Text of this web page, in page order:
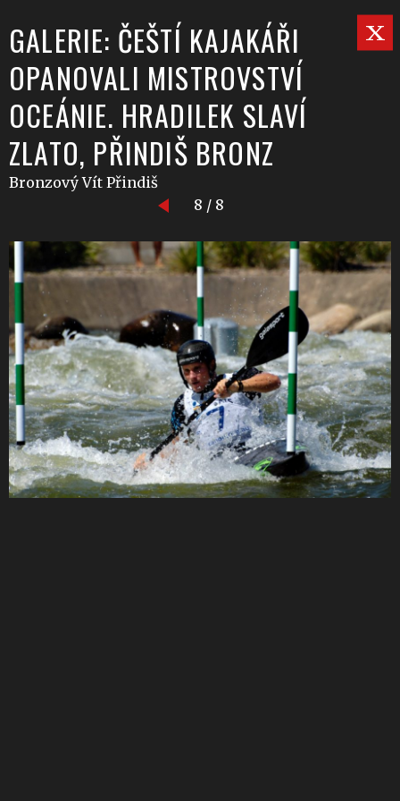
GALERIE: ČEŠTÍ KAJAKÁŘI
OPANOVALI MISTROVSTVÍ
OCEÁNIE. HRADILEK SLAVÍ
ZLATO, PŘINDIŠ BRONZ
Bronzový Vít Přindiš
8 / 8